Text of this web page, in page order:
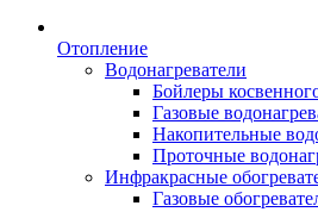
Отопление
Водонагреватели
Бойлеры
Газовые
Накопительные
Проточные
Инфракрасные
Газовые